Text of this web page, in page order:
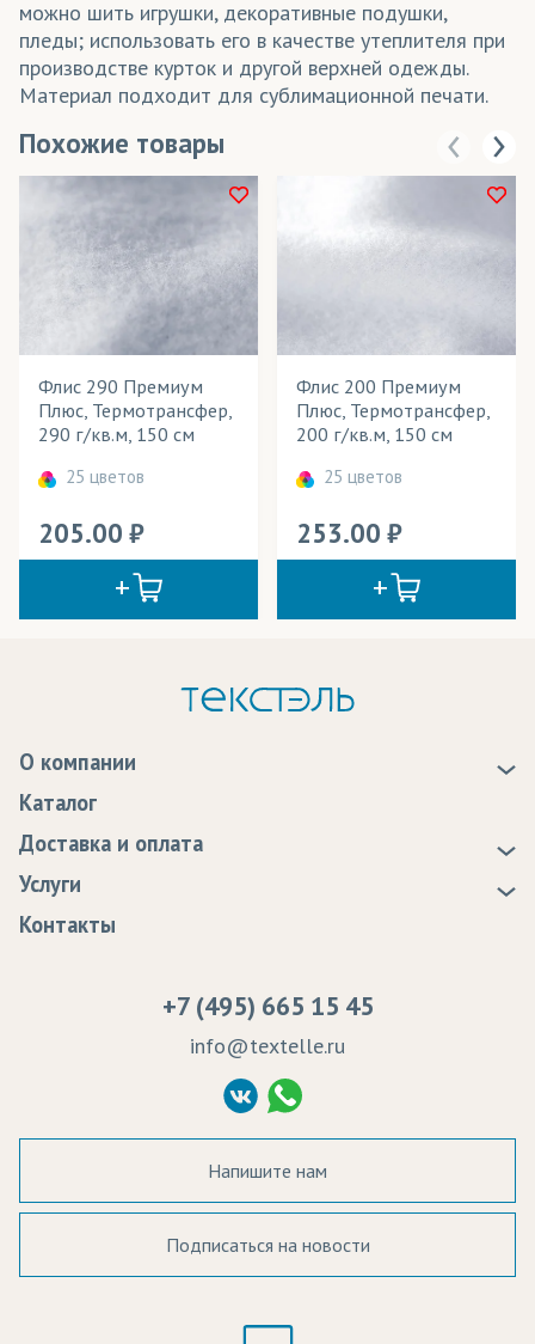
можно шить игрушки, декоративные подушки,
пледы; использовать его в качестве утеплителя при
производстве курток и другой верхней одежды.
Материал подходит для сублимационной печати.
Похожие товары
Флис 290 Премиум
Плюс, Термотрансфер,
290 г/кв.м, 150 см
25 цветов
205.00
Флис 200 Премиум
Плюс, Термотрансфер,
200 г/кв.м, 150 см
25 цветов
253.00
О компании
Статьи
Программа лояльности
Сертификаты качества
Судебные решения
Политика Конфиденциальности
Согласие на обработку ПД
Каталог
Доставка и оплата
Доставка
Оплата
Услуги
Образцы
Контакты
+7 (495) 665 15 45
info@textelle.ru
Напишите нам
Подписаться на новости